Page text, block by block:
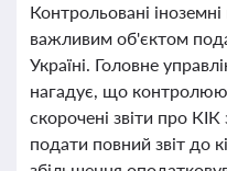
Контрольовані
важливим об'єктом
Україні. Головне
нагадує, що
скорочені звіти про КІК
подати повний звіт до